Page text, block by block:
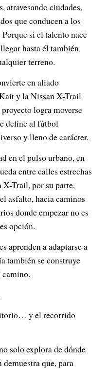
atravesando ciudades,
que conducen a los
si el talento nace
hasta él también
terreno.
en aliado
y la Nissan X-Trail
logra moverse
define al fútbol
y lleno de carácter.
en el pulso urbano, en
entre calles estrechas
X-Trail, por su parte,
asfalto, hacia caminos
donde empezar no es
opción.
aprenden a adaptarse a
también se construye
camino.
y el recorrido
solo explora de dónde
que, para